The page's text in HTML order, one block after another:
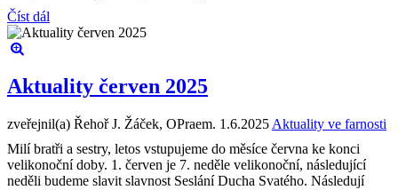
Číst dál
Aktuality červen 2025
zveřejnil(a) Řehoř J. Žáček, OPraem. 1.6.2025 Aktuality ve farnosti
Milí bratři a sestry, letos vstupujeme do měsíce června ke konci
velikonoční doby. 1. červen je 7. neděle velikonoční, následující
neděli budeme slavit slavnost Seslání Ducha Svatého. Následují